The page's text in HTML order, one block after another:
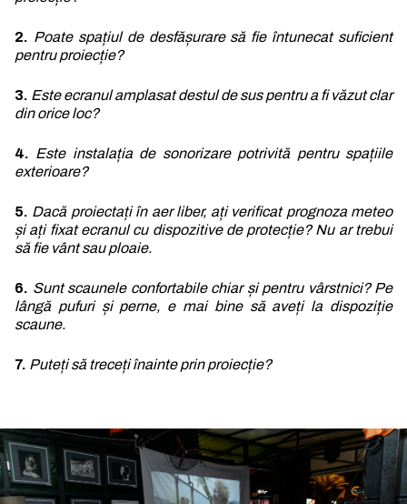
2. Poate spațiul de desfășurare să fie întunecat suficient
pentru proiecție?
3. Este ecranul amplasat destul de sus pentru a fi văzut clar
din orice loc?
4. Este instalația de sonorizare potrivită pentru spațiile
exterioare?
5. Dacă proiectați în aer liber, ați verificat prognoza meteo
și ați fixat ecranul cu dispozitive de protecție? Nu ar trebui
să fie vânt sau ploaie.
6. Sunt scaunele confortabile chiar și pentru vârstnici? Pe
lângă pufuri și perne, e mai bine să aveți la dispoziție
scaune.
7. Puteți să treceți înainte prin proiecție?